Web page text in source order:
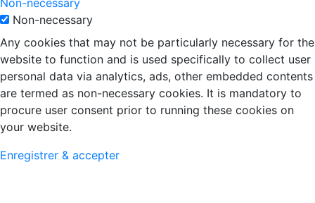
Non-necessary
Non-necessary
Any cookies that may not be particularly necessary for the
website to function and is used specifically to collect user
personal data via analytics, ads, other embedded contents
are termed as non-necessary cookies. It is mandatory to
procure user consent prior to running these cookies on
your website.
Enregistrer & accepter